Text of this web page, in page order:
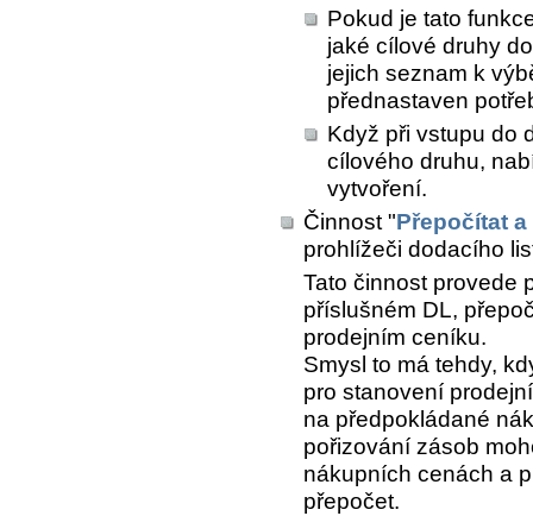
Pokud je tato
jaké cílové druhy
jejich seznam k
přednastaven
Když při vstupu do
cílového druhu,
vytvoření.
Činnost "Přepočítat
prohlížeči dodacího
Tato činnost provede
příslušném DL,
prodejním ceníku.
Smysl to má tehdy,
pro stanovení
na předpokládané
pořizování zásob
nákupních cenách a
přepočet.